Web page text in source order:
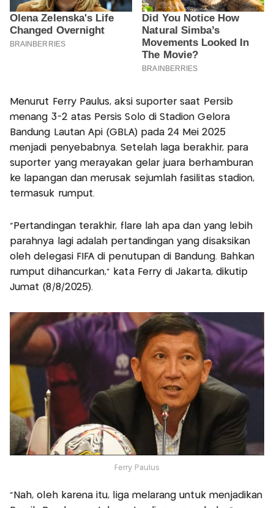
Menurut Ferry Paulus, aksi suporter saat Persib
menang 3-2 atas Persis Solo di Stadion Gelora
Bandung Lautan Api (GBLA) pada 24 Mei 2025
menjadi penyebabnya. Setelah laga berakhir, para
suporter yang merayakan gelar juara berhamburan
ke lapangan dan merusak sejumlah fasilitas stadion,
termasuk rumput.
"Pertandingan terakhir, flare lah apa dan yang lebih
parahnya lagi adalah pertandingan yang disaksikan
oleh delegasi FIFA di penutupan di Bandung. Bahkan
rumput dihancurkan," kata Ferry di Jakarta, dikutip
Jumat (8/8/2025).
Ferry Paulus
"Nah, oleh karena itu, liga melarang untuk menjadikan